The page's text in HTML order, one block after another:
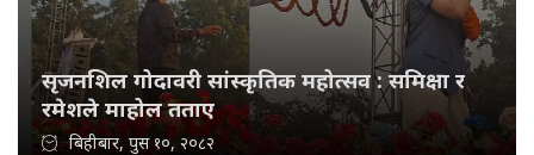
सृजनशिल गोदावरी सांस्कृतिक महोत्सव : समिक्षा र
रमेशले माहोल तताए
बिहीबार, पुस १०, २०८२